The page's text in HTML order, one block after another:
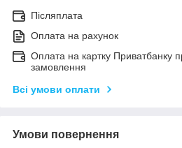
Післяплата
Оплата на рахунок
Оплата на картку Приватбанку
замовлення
Всі умови оплати
Умови повернення